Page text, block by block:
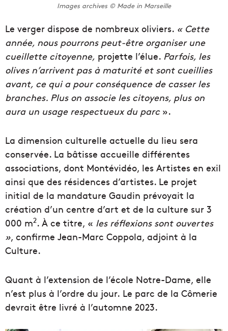
Images archives © Made in Marseille
Le verger dispose de nombreux oliviers. « Cette
année, nous pourrons peut-être organiser une
cueillette citoyenne, projette l’élue. Parfois, les
olives n’arrivent pas à maturité et sont cueillies
avant, ce qui a pour conséquence de casser les
branches. Plus on associe les citoyens, plus on
aura un usage respectueux du parc».
La dimension culturelle actuelle du lieu sera
conservée. La bâtisse accueille différentes
associations, dont Montévidéo, les Artistes en exil
ainsi que des résidences d’artistes. Le projet
initial de la mandature Gaudin prévoyait la
création d’un centre d’art et de la culture sur 3
000 m2. À ce titre, « les réflexions sont ouvertes
», confirme Jean-Marc Coppola, adjoint à la
Culture.
Quant à l’extension de l’école Notre-Dame, elle
n’est plus à l’ordre du jour. Le parc de la Cômerie
devrait être livré à l’automne 2023.